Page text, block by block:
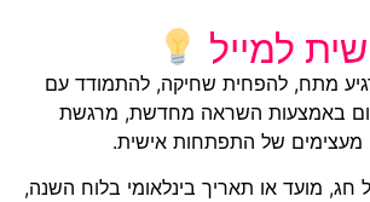
למייל
מתח, להפחית שחיקה, להתמודד עם
באמצעות השראה מחדשת, מרגשת
מעצימים של התפתחות אישית.
חג, מועד או תאריך בינלאומי בלוח השנה,